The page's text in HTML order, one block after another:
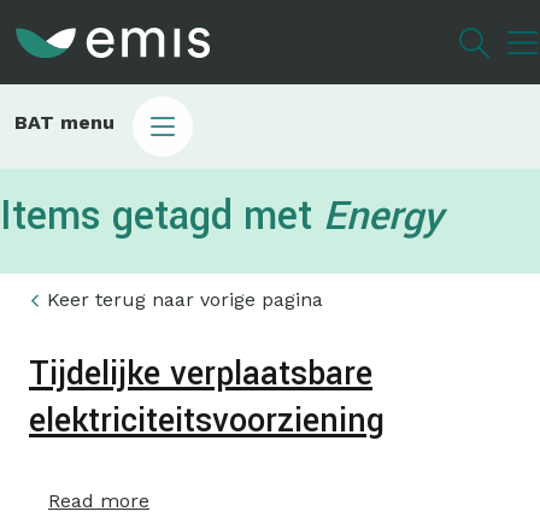
EMIS
BAT menu
Items getagd met Energy
Keer terug naar vorige pagina
Tijdelijke verplaatsbare
elektriciteitsvoorziening
Read more